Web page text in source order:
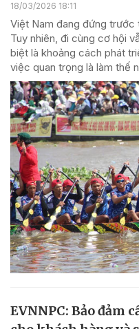
18/03/2026 18:11
Việt Nam đang đứng
Tuy nhiên, đi cùng cơ hội
biệt là khoảng cách phát
việc quan trọng là làm thế
EVNNPC: Bảo đảm